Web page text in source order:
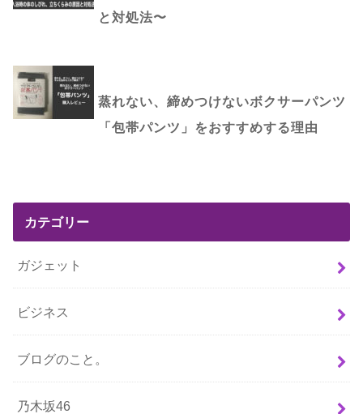
と対処法〜
蒸れない、締めつけないボクサーパンツ
「包帯パンツ」をおすすめする理由
カテゴリー
ガジェット
ビジネス
ブログのこと。
乃木坂46